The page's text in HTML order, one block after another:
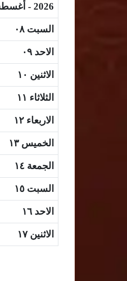
2026 - أغسطس
السبت ٠٨
الاحد ٠٩
الاثنين ١٠
الثلاثاء ١١
الاربعاء ١٢
الخميس ١٣
الجمعة ١٤
السبت ١٥
الاحد ١٦
الاثنين ١٧